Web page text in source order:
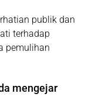
publik dan
terhadap
pemulihan
mengejar